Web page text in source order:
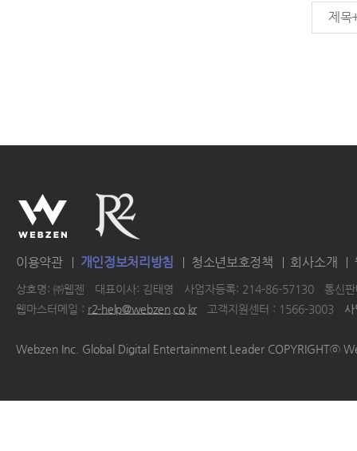
제목
이용약관 개인정보처리방침 청소년보호정책 회사소개
상호명: ㈜웹젠 대표이사: 김태영 사업자등록: 214-86-57130
통신
웹마스터메일 : r2-help@webzen.co.kr 고객지원센터 : 1566-3003
Webzen Inc. Global Digital Entertainment Leader COPYRIGHTⓒ